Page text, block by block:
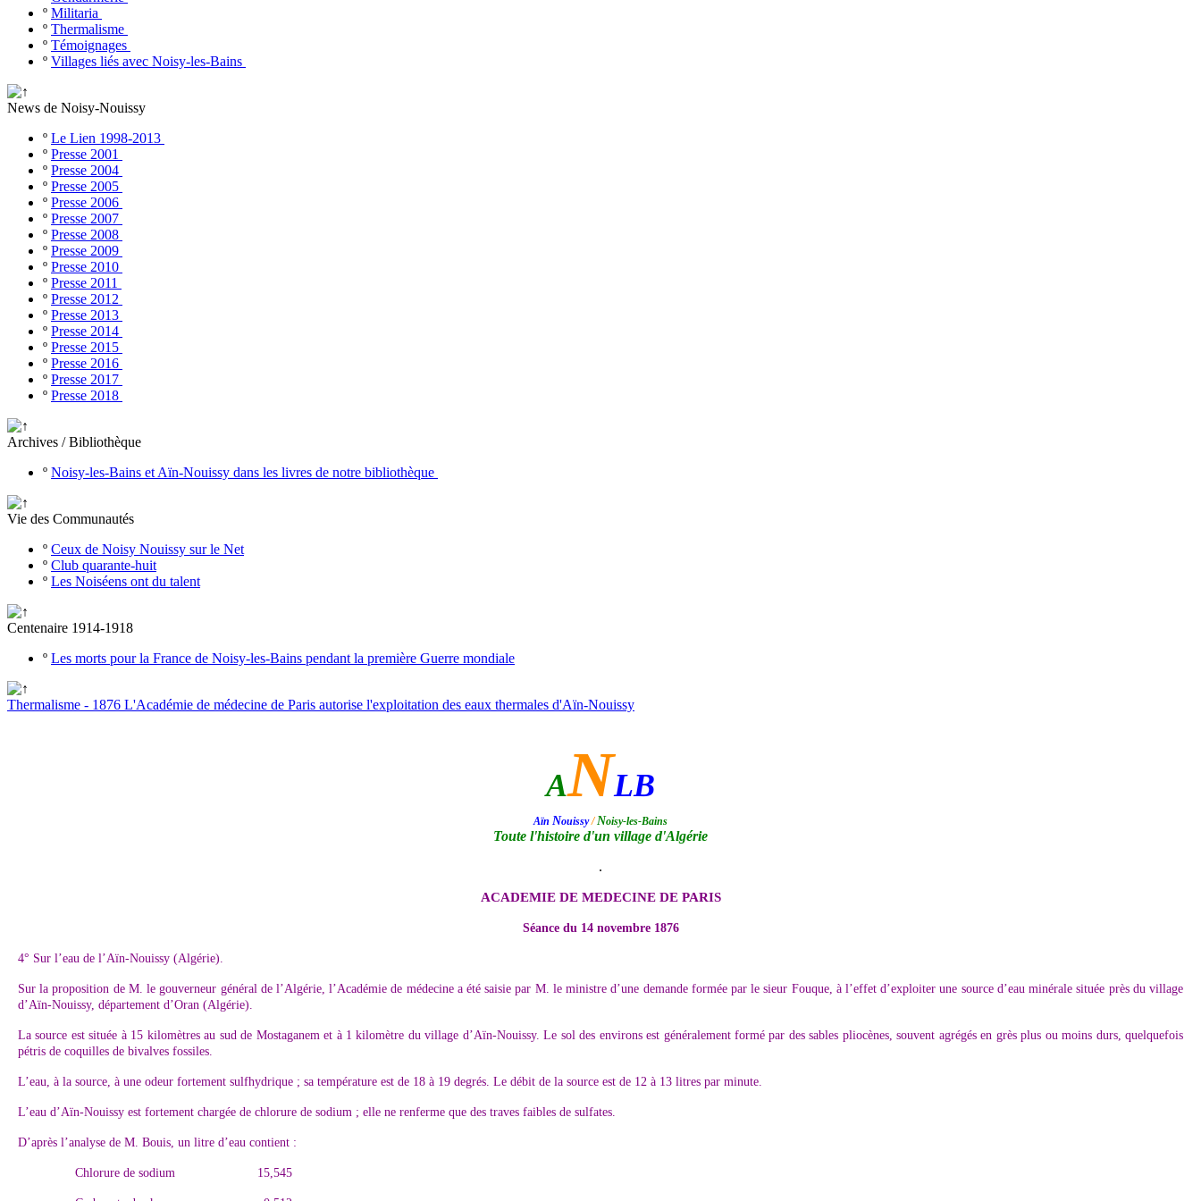
º Militaria
º Thermalisme
º Témoignages
º Villages liés avec Noisy-les-Bains
News de Noisy-Nouissy
º Le Lien 1998-2013
º Presse 2001
º Presse 2004
º Presse 2005
º Presse 2006
º Presse 2007
º Presse 2008
º Presse 2009
º Presse 2010
º Presse 2011
º Presse 2012
º Presse 2013
º Presse 2014
º Presse 2015
º Presse 2016
º Presse 2017
º Presse 2018
Archives / Bibliothèque
º Noisy-les-Bains et Aïn-Nouissy dans les livres de notre bibliothèque
Vie des Communautés
º Ceux de Noisy Nouissy sur le Net
º Club quarante-huit
º Les Noiséens ont du talent
Centenaire 1914-1918
º Les morts pour la France de Noisy-les-Bains pendant la première Guerre mondiale
Thermalisme - 1876 L'Académie de médecine de Paris autorise l'exploitation des eaux thermales d'Aïn-Nouissy
ANLB
Aïn Nouissy/Noisy-les-Bains
Toute l'histoire d'un village d'Algérie
.
ACADEMIE DE MEDECINE DE PARIS
Séance du 14 novembre 1876
4° Sur l’eau de l’Aïn-Nouissy (Algérie).
Sur la proposition de M. le gouverneur général de l’Algérie, l’Académie de médecine a été saisie par M. le ministre d’une demande formée par le sieur Fouque, à l’effet d’exploiter une source d’eau minérale située près du village
d’Aïn-Nouissy, département d’Oran (Algérie).
La source est située à 15 kilomètres au sud de Mostaganem et à 1 kilomètre du village d’Aïn-Nouissy. Le sol des environs est généralement formé par des sables pliocènes, souvent agrégés en grès plus ou moins durs, quelquefois
pétris de coquilles de bivalves fossiles.
L’eau, à la source, à une odeur fortement sulfhydrique ; sa température est de 18 à 19 degrés. Le débit de la source est de 12 à 13 litres par minute.
L’eau d’Aïn-Nouissy est fortement chargée de chlorure de sodium ; elle ne renferme que des traves faibles de sulfates.
D’après l’analyse de M. Bouis, un litre d’eau contient :
Chlorure de sodium 15,545